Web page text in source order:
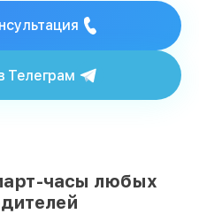
Телеграм
часы любых